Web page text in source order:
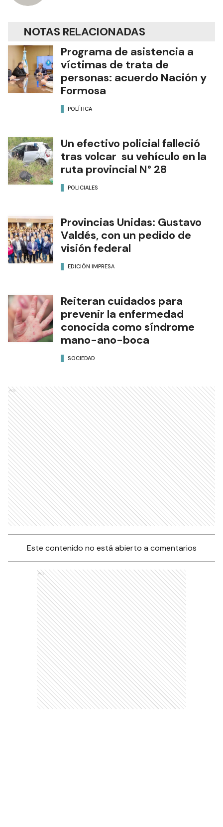
NOTAS RELACIONADAS
Programa de asistencia a
víctimas de trata de
personas: acuerdo Nación y
Formosa
POLÍTICA
Un efectivo policial falleció
tras volcar su vehículo en la
ruta provincial N° 28
POLICIALES
Provincias Unidas: Gustavo
Valdés, con un pedido de
visión federal
EDICIÓN IMPRESA
Reiteran cuidados para
prevenir la enfermedad
conocida como síndrome
mano-ano-boca
SOCIEDAD
Ads
Este contenido no está abierto a comentarios
Ads